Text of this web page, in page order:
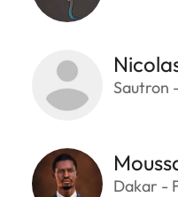
Sautron
Dakar -